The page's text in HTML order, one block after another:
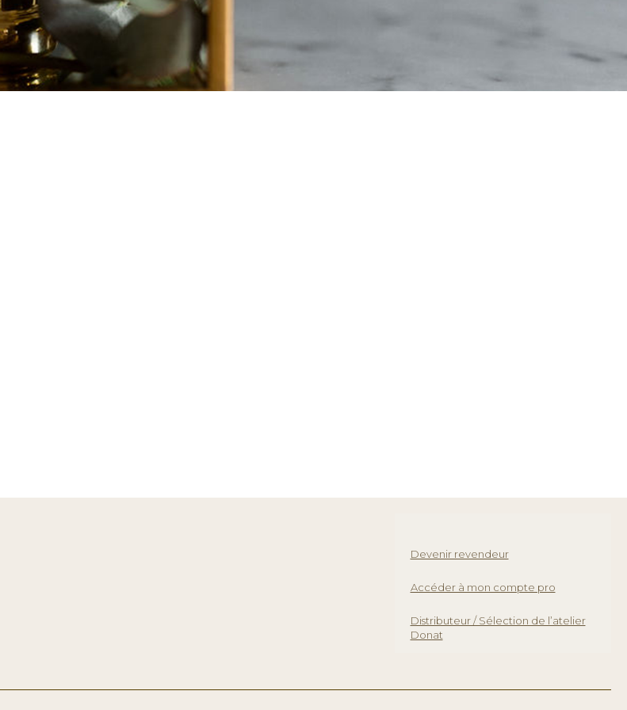
Devenir revendeur
Accéder à mon compte pro
Distributeur / Sélection de l’atelier
Donat